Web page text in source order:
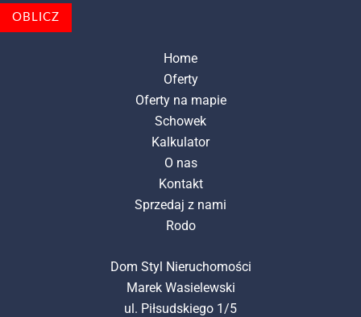
OBLICZ
Home
Oferty
Oferty na mapie
Schowek
Kalkulator
O nas
Kontakt
Sprzedaj z nami
Rodo
Dom Styl Nieruchomości
Marek Wasielewski
ul. Piłsudskiego 1/5